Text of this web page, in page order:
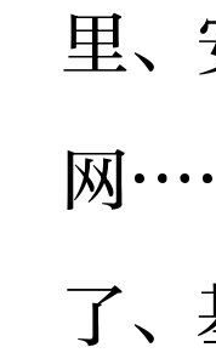
里
网
了